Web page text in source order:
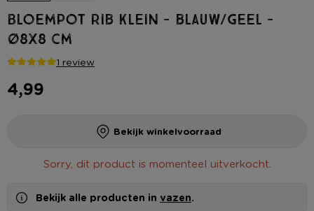
Bloempot rib klein - blauw/geel -
ø8x8 cm
1 review
4,99
Bekijk winkelvoorraad
Sorry, dit product is momenteel uitverkocht.
Bekijk alle producten in vazen.